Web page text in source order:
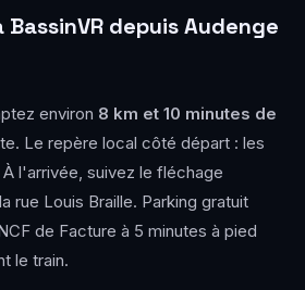
depuis Audenge
environ 8 km et 10 minutes de
Le repère local côté départ : les
l'arrivée, suivez le fléchage
rue Louis Braille. Parking gratuit
de Facture à 5 minutes à pied
le train.